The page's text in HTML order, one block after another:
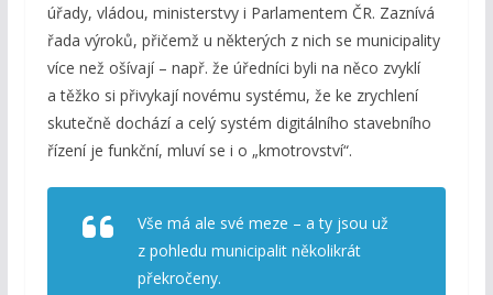
úřady, vládou, ministerstvy i Parlamentem ČR. Zaznívá
řada výroků, přičemž u některých z nich se municipality
více než ošívají – např. že úředníci byli na něco zvyklí
a těžko si přivykají novému systému, že ke zrychlení
skutečně dochází a celý systém digitálního stavebního
řízení je funkční, mluví se i o „kmotrovství“.
Vše má ale své meze – a ty jsou už
z pohledu municipalit několikrát
překročeny.